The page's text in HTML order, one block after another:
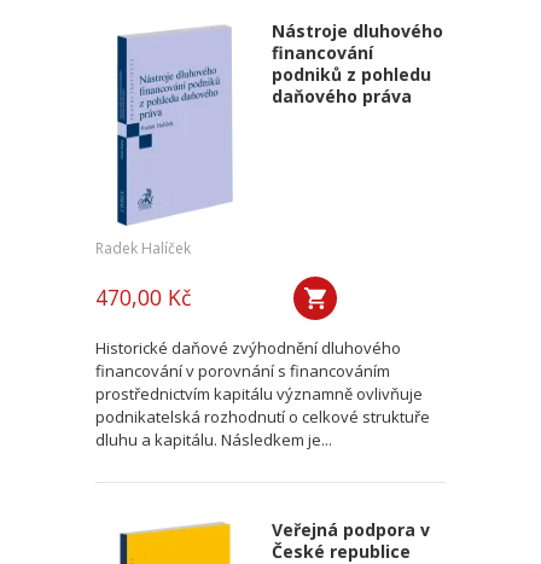
Nástroje dluhového
financování
podniků z pohledu
daňového práva
Radek Halíček
470,00 Kč
Historické daňové zvýhodnění dluhového
financování v porovnání s financováním
prostřednictvím kapitálu významně ovlivňuje
podnikatelská rozhodnutí o celkové struktuře
dluhu a kapitálu. Následkem je...
Veřejná podpora v
České republice